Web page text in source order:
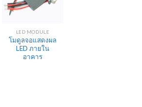
LED MODULE
โมดูลจอแสดงผล
LED ภายใน
อาคาร